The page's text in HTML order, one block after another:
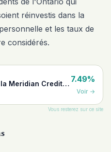
réinvestis dans la
et les taux de
considérés.
Meridian Credit
7.49%
Voir →
Vous resterez sur ce site